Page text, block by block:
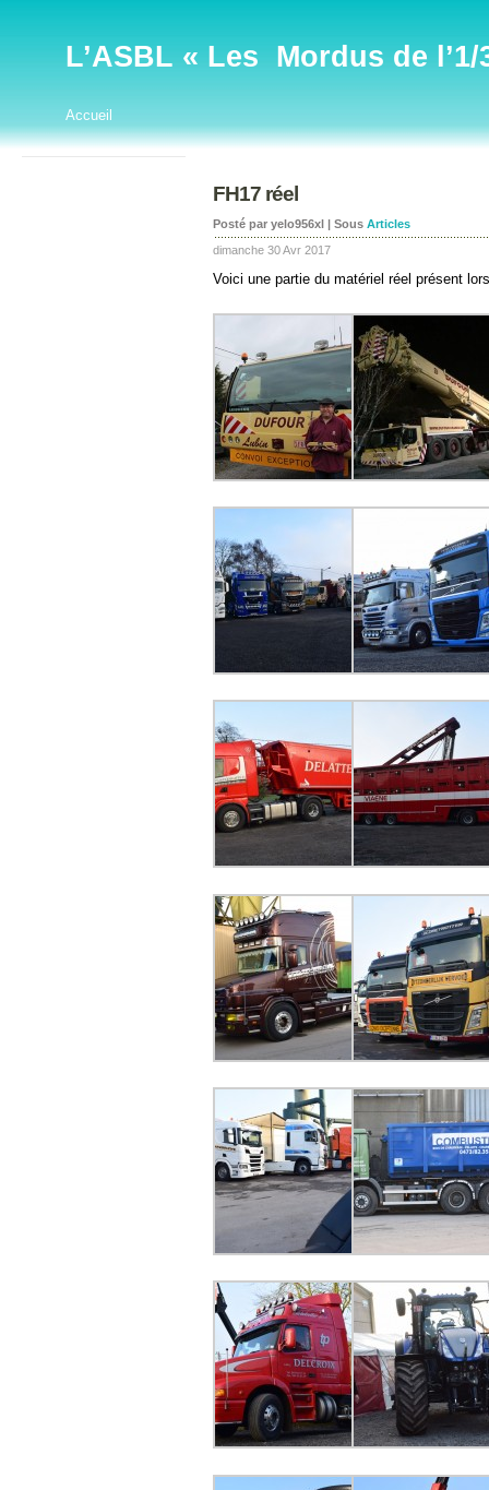
L’ASBL « Les Mordus de l’1/
Accueil
FH17 réel
Posté par yelo956xl | Sous Articles
dimanche 30 Avr 2017
Voici une partie du matériel réel présent